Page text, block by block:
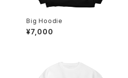
Big Hoodie
¥7,000